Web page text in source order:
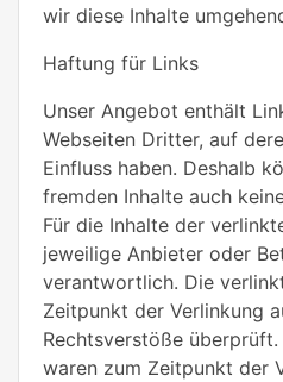
wir diese Inhalte
Haftung für Links
Unser Angebot enthält
Webseiten Dritter, auf
Einfluss haben. Deshalb
fremden Inhalte auch
Für die Inhalte der
jeweilige Anbieter oder
verantwortlich. Die
Zeitpunkt der Verlinkung
Rechtsverstöße
waren zum Zeitpunkt der